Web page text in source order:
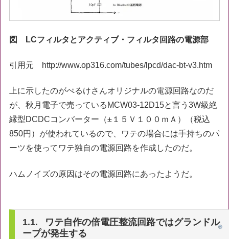
図 LCフィルタとアクティブ・フィルタ回路の電源部
引用元 http://www.op316.com/tubes/lpcd/dac-bt-v3.htm
上に示したのがぺるけさんオリジナルの電源回路なのだ
が、秋月電子で売っているMCW03-12D15と言う3W級絶
縁型DCDCコンバーター（±１５Ｖ１００ｍＡ）（税込
850円）が使われているので、ワテの場合には手持ちのパ
ーツを使ってワテ独自の電源回路を作成したのだ。
ハムノイズの原因はその電源回路にあったようだ。
ワテ自作の倍電圧整流回路ではグランドル
ープが発生する